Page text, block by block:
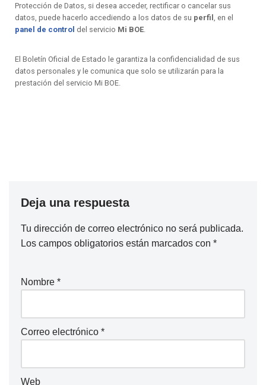
Protección de Datos, si desea acceder, rectificar o cancelar sus
datos, puede hacerlo accediendo a los datos de su perfil , en el
panel de control del servicio Mi BOE
El Boletín Oficial de Estado le garantiza la confidencialidad de sus
datos personales y le comunica que solo se utilizarán para la
prestación del servicio Mi BOE.
Deja una respuesta
Tu dirección de correo electrónico no será publicada.
Los campos obligatorios están marcados con *
Nombre *
Correo electrónico *
Web